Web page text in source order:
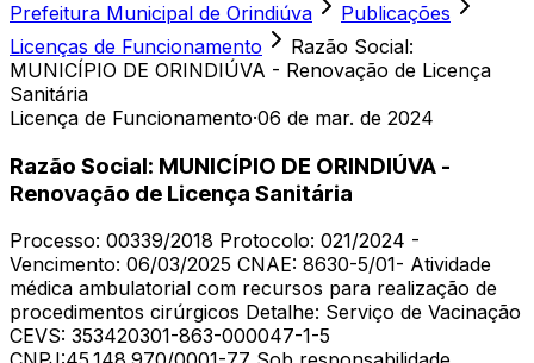
Prefeitura Municipal de Orindiúva
Publicações
Licenças de Funcionamento
Razão Social:
MUNICÍPIO DE ORINDIÚVA - Renovação de Licença
Sanitária
Licença de Funcionamento·06 de mar. de 2024
Razão Social: MUNICÍPIO DE ORINDIÚVA -
Renovação de Licença Sanitária
Processo: 00339/2018 Protocolo: 021/2024 -
Vencimento: 06/03/2025 CNAE: 8630-5/01- Atividade
médica ambulatorial com recursos para realização de
procedimentos cirúrgicos Detalhe: Serviço de Vacinação
CEVS: 353420301-863-000047-1-5